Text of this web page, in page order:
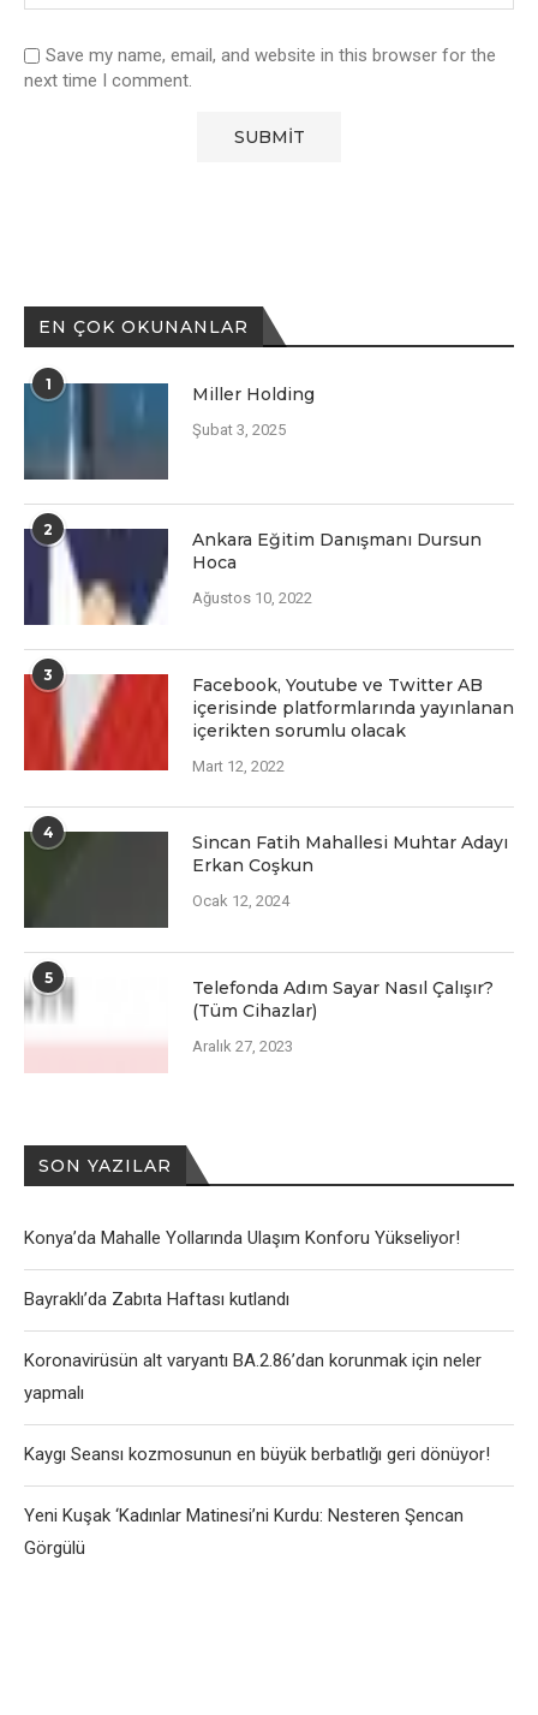
Save my name, email, and website in this browser for the
next time I comment.
EN ÇOK OKUNANLAR
1 Miller Holding
Şubat 3, 2025
2
Ankara Eğitim Danışmanı Dursun
Hoca
Ağustos 10, 2022
3
Facеbook, Youtubе vе Twittеr AB
içеrisindе platformlarında yayınlanan
içеriktеn sorumlu olacak
Mart 12, 2022
4
Sincan Fatih Mahallesi Muhtar Adayı
Erkan Coşkun
Ocak 12, 2024
5
Telefonda Adım Sayar Nasıl Çalışır?
(Tüm Cihazlar)
Aralık 27, 2023
SON YAZILAR
Konya’da Mahalle Yollarında Ulaşım Konforu Yükseliyor!
Bayraklı’da Zabıta Haftası kutlandı
Koronavirüsün alt varyantı BA.2.86’dan korunmak için neler
yapmalı
Kaygı Seansı kozmosunun en büyük berbatlığı geri dönüyor!
Yeni Kuşak ‘Kadınlar Matinesi’ni Kurdu: Nesteren Şencan
Görgülü